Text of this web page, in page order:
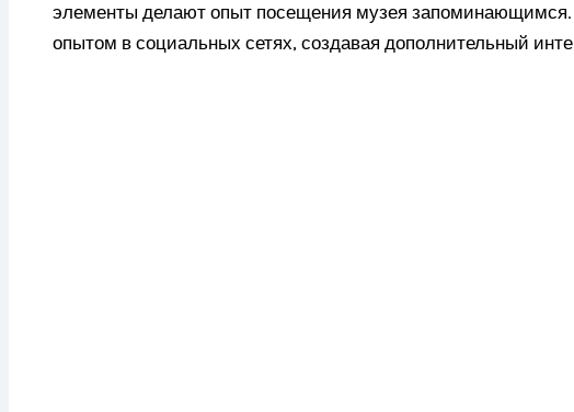
элементы делают опыт посещения музея запоминающимся.
опытом в социальных сетях, создавая дополнительный